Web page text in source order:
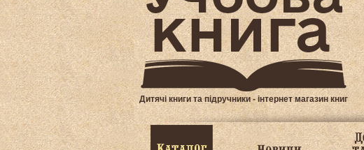
Дитячі книги та підручники - інтернет магазин книг